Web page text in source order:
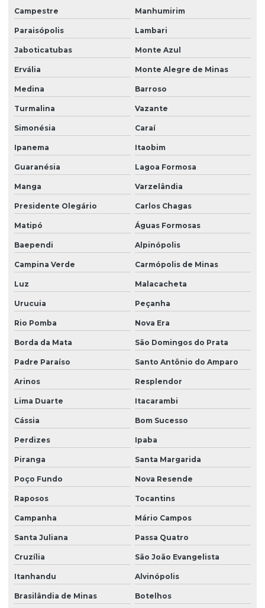
Campestre Manhumirim
Paraisópolis Lambari
Jaboticatubas Monte Azul
Ervália Monte Alegre de Minas
Medina Barroso
Turmalina Vazante
Simonésia Caraí
Ipanema Itaobim
Guaranésia Lagoa Formosa
Manga Varzelândia
Presidente Olegário Carlos Chagas
Matipó Águas Formosas
Baependi Alpinópolis
Campina Verde Carmópolis de Minas
Luz Malacacheta
Urucuia Peçanha
Rio Pomba Nova Era
Borda da Mata São Domingos do Prata
Padre Paraíso Santo Antônio do Amparo
Arinos Resplendor
Lima Duarte Itacarambi
Cássia Bom Sucesso
Perdizes Ipaba
Piranga Santa Margarida
Poço Fundo Nova Resende
Raposos Tocantins
Campanha Mário Campos
Santa Juliana Passa Quatro
Cruzília São João Evangelista
Itanhandu Alvinópolis
Brasilândia de Minas Botelhos